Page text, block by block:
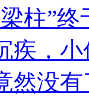
柱”终
疾，小
然没有